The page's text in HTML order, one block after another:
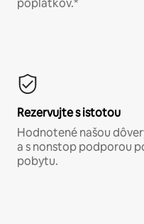
poplatkov.*
Rezervujte s istotou
Hodnotené našou
a s nonstop podporou
pobytu.